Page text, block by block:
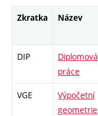
Zkratka Název
DIP
Diplomová
práce
VGE
Výpočetní
geometrie